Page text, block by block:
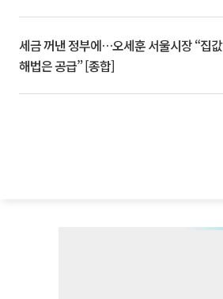
세금 꺼낸 정부에…오세훈 서울시장 “집값
해법은 공급” [종합]